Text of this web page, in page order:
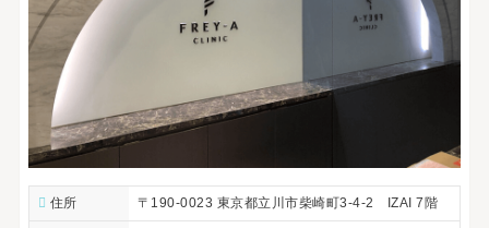
住所 〒190-0023 東京都立川市柴崎町3-4-2 IZAI 7階